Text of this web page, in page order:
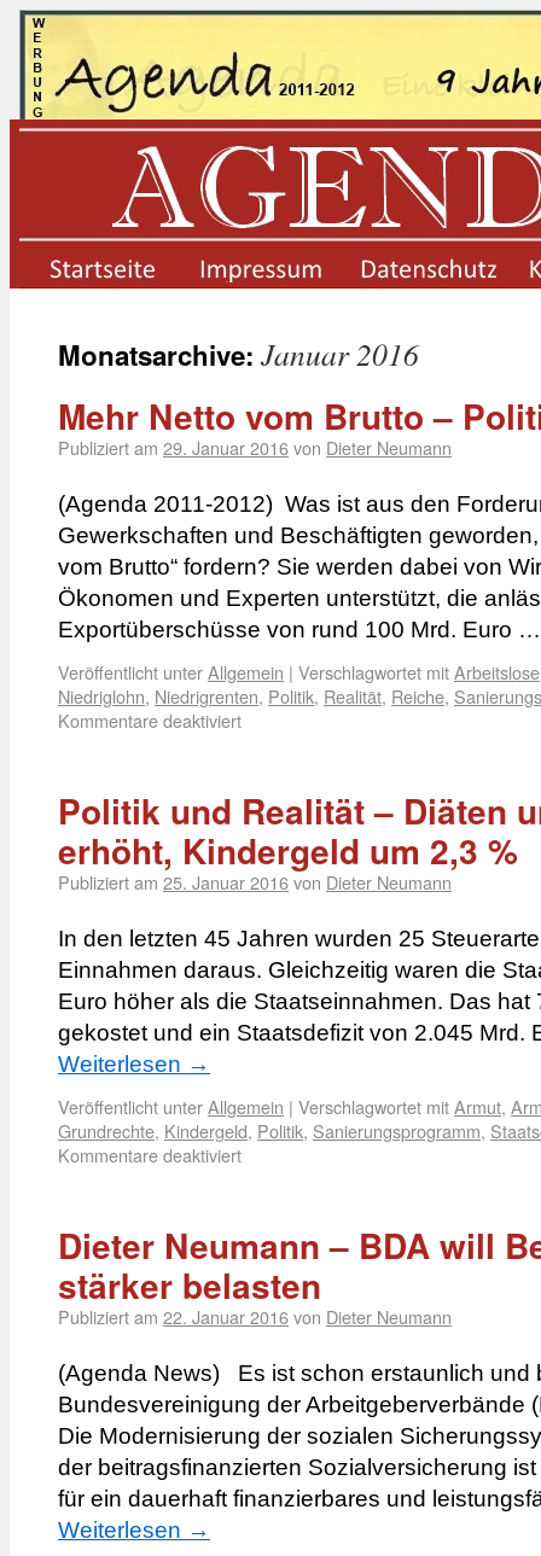
Monatsarchive: Januar 2016
Mehr Netto vom Brutto –
Publiziert am 29. Januar 2016von Dieter Neumann
(Agenda 2011-2012) Was ist aus den
Gewerkschaften und Beschäftigten
vom Brutto“ fordern? Sie werden dabei von
Ökonomen und Experten unterstützt, die
Exportüberschüsse von rund 100 Mrd. Euro
Veröffentlicht unterAllgemein | Verschlagwortet mitArbeitslose
Niedriglohn, Niedrigrenten, Politik, Realität, Reiche,
Kommentare deaktiviert
Politik und Realität – Diäten
erhöht, Kindergeld um 2,3 %
Publiziert am 25. Januar 2016von Dieter Neumann
In den letzten 45 Jahren wurden 25
Einnahmen daraus. Gleichzeitig waren die
Euro höher als die Staatseinnahmen. Das hat
gekostet und ein Staatsdefizit von 2.045 Mrd.
Weiterlesen →
Veröffentlicht unterAllgemein | Verschlagwortet mitArmut,
Grundrechte, Kindergeld, Politik, Sanierungsprogramm,
Kommentare deaktiviert
Dieter Neumann – BDA will
stärker belasten
Publiziert am 22. Januar 2016von Dieter Neumann
(Agenda News) Es ist schon erstaunlich und
Bundesvereinigung der Arbeitgeberverbände
Die Modernisierung der sozialen
der beitragsfinanzierten Sozialversicherung
für ein dauerhaft finanzierbares und
Weiterlesen →